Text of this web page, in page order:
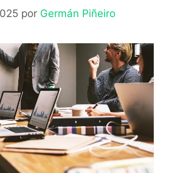
por Germán Piñeiro